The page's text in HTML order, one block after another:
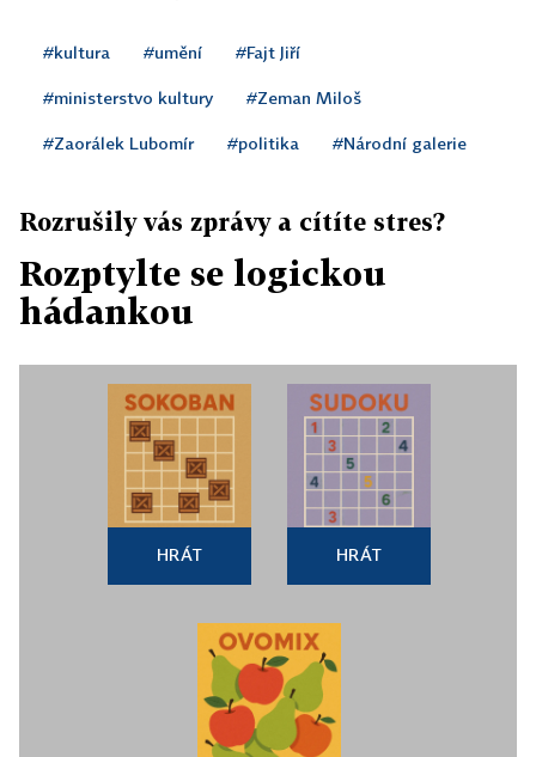
#kultura #umění #Fajt Jiří
#ministerstvo kultury #Zeman Miloš
#Zaorálek Lubomír #politika #Národní galerie
Rozrušily vás zprávy a cítíte stres?
Rozptylte se logickou
hádankou
HRÁT HRÁT